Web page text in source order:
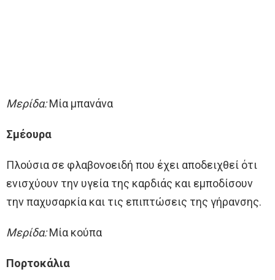
Μερίδα:Μία μπανάνα
Σμέουρα
Πλούσια σε φλαβονοειδή που έχει αποδειχθεί ότι
ενισχύουν την υγεία της καρδιάς και εμποδίσουν
την παχυσαρκία και τις επιπτώσεις της γήρανσης.
Μερίδα:Μία κούπα
Πορτοκάλια